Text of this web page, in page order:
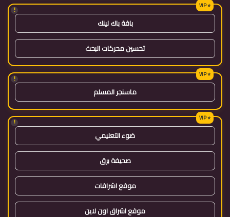
!
باقة باك لينك
تحسين محركات البحث
!
ماسنجر المسلم
!
ضوء التعليمي
صحيفة برق
موقع اشراقات
موقع اشراق اون لاين